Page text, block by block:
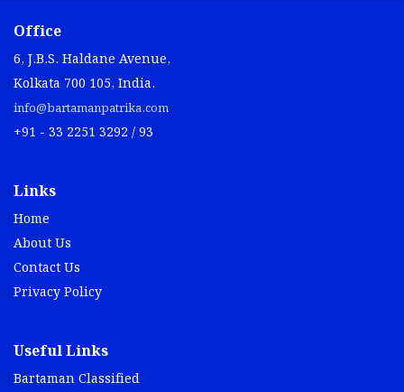
Office
6, J.B.S. Haldane Avenue,
Kolkata 700 105, India.
info@bartamanpatrika.com
+91 - 33 2251 3292 / 93
Links
Home
About Us
Contact Us
Privacy Policy
Useful Links
Bartaman Classified